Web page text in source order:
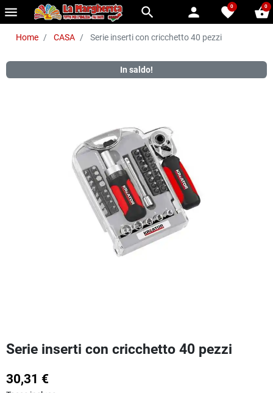
menu search person favorite
0 shopping_basket
0
Home CASA Serie inserti con cricchetto 40 pezzi
In saldo!
Serie inserti con cricchetto 40 pezzi
30,31 €